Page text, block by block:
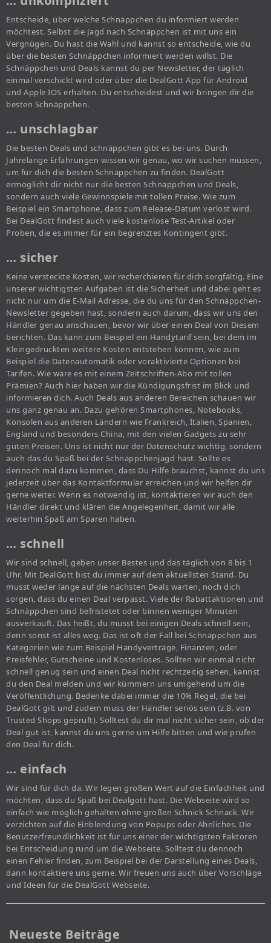
Entscheide, über welche Schnäppchen du informiert werden
möchtest. Selbst die Jagd nach Schnäppchen ist mit uns ein
Vergnügen. Du hast die Wahl und kannst so entscheide, wie du
über die besten Schnäppchen informiert werden willst. Die
Schnäppchen und Deals kannst du per Newsletter, der täglich
einmal verschickt wird oder über die DealGott App für Android
und Apple IOS erhalten. Du entscheidest und wir bringen dir die
besten Schnäppchen.
… unschlagbar
Die besten Deals und schnäppchen gibt es bei uns. Durch
Jahrelange Erfahrungen wissen wir genau, wo wir suchen müssen,
um für dich die besten Schnäppchen zu finden. DealGott
ermöglicht dir nicht nur die besten Schnäppchen und Deals,
sondern auch viele Gewinnspiele mit tollen Preise. Wie zum
Beispiel ein Smartphone, dass zum Release-Datum verlost wird.
Bei DealGott findest auch viele kostenlose Test-Artikel oder
Proben, die es immer für ein begrenztes Kontingent gibt.
… sicher
Keine versteckte Kosten, wir recherchieren für dich sorgfältig. Eine
unserer wichtigsten Aufgaben ist die Sicherheit und dabei geht es
nicht nur um die E-Mail Adresse, die du uns für den Schnäppchen-
Newsletter gegeben hast, sondern auch darum, dass wir uns den
Händler genau anschauen, bevor wir über einen Deal von Diesem
berichten. Das kann zum Beispiel ein Handytarif sein, bei dem im
Kleingedruckten weitere Kosten entstehen können, wie zum
Beispiel die Datenautomatik oder voraktivierte Optionen bei
Tarifen. Wie wäre es mit einem Zeitschriften-Abo mit tollen
Prämien? Auch hier haben wir die Kündigungsfrist im Blick und
informieren dich. Auch Deals aus anderen Bereichen schauen wir
uns ganz genau an. Dazu gehören Smartphones, Notebooks,
Konsolen aus anderen Ländern wie Frankreich, Italien, Spanien,
England und besonders China, mit den vielen Gadgets zu sehr
guten Preisen. Uns ist nicht nur der Datenschutz wichtig, sondern
auch das du Spaß bei der Schnäppchenjagd hast. Sollte es
dennoch mal dazu kommen, dass Du Hilfe brauchst, kannst du uns
jederzeit über das Kontaktformular erreichen und wir helfen dir
gerne weiter. Wenn es notwendig ist, kontaktieren wir auch den
Händler direkt und klären die Angelegenheit, damit wir alle
weiterhin Spaß am Sparen haben.
… schnell
Wir sind schnell, geben unser Bestes und das täglich von 8 bis 1
Uhr. Mit DealGott bist du immer auf dem aktuellsten Stand. Du
musst weder lange auf die nächsten Deals warten, noch dich
sorgen, dass du einen Deal verpasst. Viele der Rabattaktionen und
Schnäppchen sind befristetet oder binnen weniger Minuten
ausverkauft. Das heißt, du musst bei einigen Deals schnell sein,
denn sonst ist alles weg. Das ist oft der Fall bei Schnäppchen aus
Kategorien wie zum Beispiel Handyverträge, Finanzen, oder
Preisfehler, Gutscheine und Kostenloses. Sollten wir einmal nicht
schnell genug sein und einen Deal nicht rechtzeitig sehen, kannst
du den Deal melden und wir kümmern uns umgehend um die
Veröffentlichung. Bedenke dabei immer die 10% Regel, die bei
DealGott gilt und zudem muss der Händler seriös sein (z.B. von
Trusted Shops geprüft). Solltest du dir mal nicht sicher sein, ob der
Deal gut ist, kannst du uns gerne um Hilfe bitten und wie prüfen
den Deal für dich.
… einfach
Wir sind für dich da. Wir legen großen Wert auf die Einfachheit und
möchten, dass du Spaß bei Dealgott hast. Die Webseite wird so
einfach wie möglich gehalten ohne großen Schnick Schnack. Wir
verzichten auf die Einblendung von Popups oder Ähnliches. Die
Benutzerfreundlichkeit ist für uns einer der wichtigsten Faktoren
bei Entscheidung rund um die Webseite. Solltest du dennoch
einen Fehler finden, zum Beispiel bei der Darstellung eines Deals,
dann kontaktiere uns gerne. Wir freuen uns auch über Vorschläge
und Ideen für die DealGott Webseite.
Neueste Beiträge